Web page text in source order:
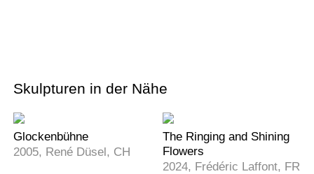
Skulpturen in der Nähe
Glockenbühne
2005, René Düsel, CH
The Ringing and Shining
Flowers
2024, Frédéric Laffont, FR